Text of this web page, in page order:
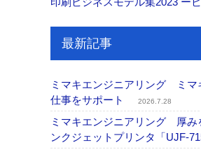
最新記事
ミマキエンジニアリング ミマ
仕事をサポート
2026.7.28
ミマキエンジニアリング 厚み
ンクジェットプリンタ「UJF-